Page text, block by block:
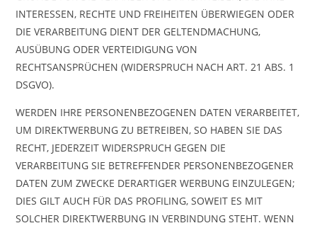
INTERESSEN, RECHTE UND FREIHEITEN ÜBERWIEGEN ODER
DIE VERARBEITUNG DIENT DER GELTENDMACHUNG,
AUSÜBUNG ODER VERTEIDIGUNG VON
RECHTSANSPRÜCHEN (WIDERSPRUCH NACH ART. 21 ABS. 1
DSGVO).
WERDEN IHRE PERSONENBEZOGENEN DATEN VERARBEITET,
UM DIREKTWERBUNG ZU BETREIBEN, SO HABEN SIE DAS
RECHT, JEDERZEIT WIDERSPRUCH GEGEN DIE
VERARBEITUNG SIE BETREFFENDER PERSONENBEZOGENER
DATEN ZUM ZWECKE DERARTIGER WERBUNG EINZULEGEN;
DIES GILT AUCH FÜR DAS PROFILING, SOWEIT ES MIT
SOLCHER DIREKTWERBUNG IN VERBINDUNG STEHT. WENN